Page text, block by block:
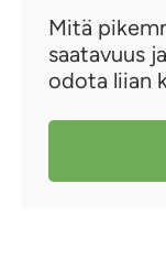
Mitä
saatavuus
odota liian